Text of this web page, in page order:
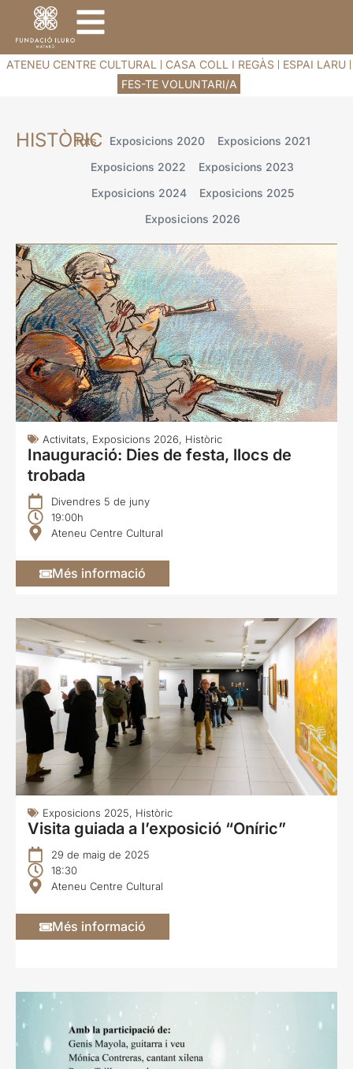
ATENEU CENTRE CULTURAL CASA COLL I REGÀS
ESPAI LARU
FES-TE VOLUNTARI/A
HISTÒRIC Exposicions 2020
Exposicions 2021
Exposicions 2022
Exposicions 2023
Exposicions 2024
Exposicions 2025
Exposicions 2026
Tots
Activitats, Exposicions 2026, Històric
Inauguració: Dies de festa, llocs de
trobada
Divendres 5 de juny
19:00h
Ateneu Centre Cultural
Més informació
Exposicions 2025, Històric
Visita guiada a l’exposició “Oníric”
29 de maig de 2025
18:30
Ateneu Centre Cultural
Més informació